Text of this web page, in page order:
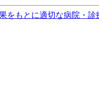
をもとに適切な病院・診